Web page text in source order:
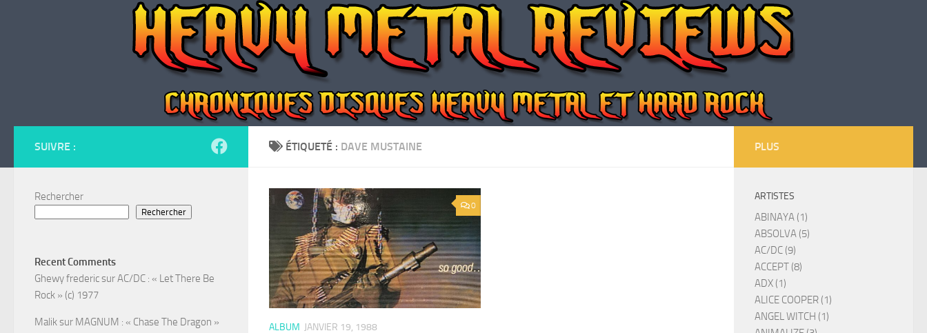
ÉTIQUETÉ : DAVE MUSTAINE
0
ALBUM JANVIER 19, 1988
SUIVRE :
Rechercher
Rechercher
Recent Comments
Ghewy fredericsurAC/DC : « Let There Be
Rock » (c) 1977
Maliksur MAGNUM : « Chase The Dragon »
PLUS
ARTISTES
ABINAYA (1)
ABSOLVA (5)
AC/DC (9)
ACCEPT (8)
ADX (1)
ALICE COOPER (1)
ANGEL WITCH (1)